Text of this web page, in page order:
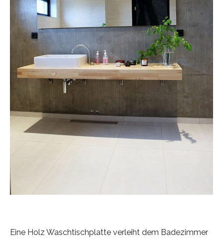
Eine Holz Waschtischplatte verleiht dem Badezimmer